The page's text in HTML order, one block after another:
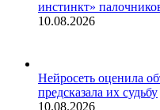
инстинкт»
10.08.2026
Нейросеть оценила
предсказала их судьбу
10.08.2026